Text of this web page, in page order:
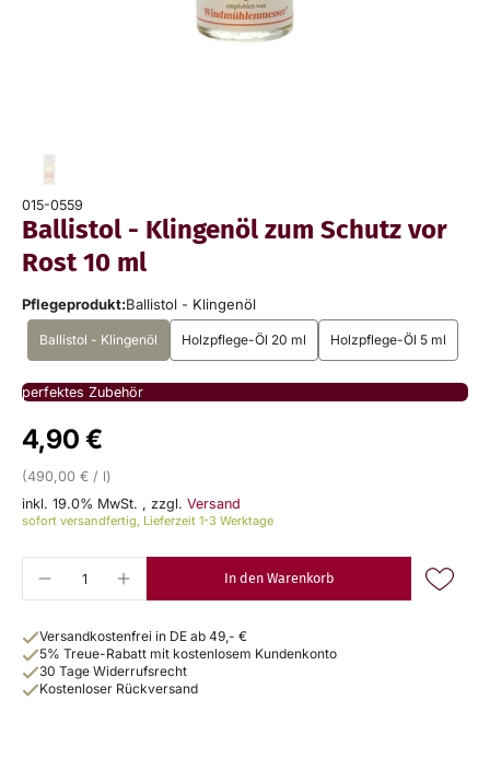
015-0559
Ballistol - Klingenöl zum Schutz vor
Rost 10 ml
Pflegeprodukt:Ballistol - Klingenöl
Ballistol - Klingenöl Holzpflege-Öl 20 ml Holzpflege-Öl 5 ml
perfektes Zubehör
4,90 €
(490,00 € / l)
inkl. 19.0% MwSt. , zzgl. Versand
sofort versandfertig, Lieferzeit 1-3 Werktage
In den Warenkorb
Versandkostenfrei in DE ab 49,- €
5% Treue-Rabatt mit kostenlosem Kundenkonto
30 Tage Widerrufsrecht
Kostenloser Rückversand